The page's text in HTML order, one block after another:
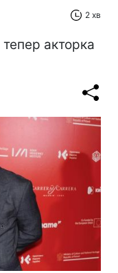
2 хв
акторка